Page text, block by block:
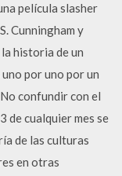
película slasher
Cunningham y
historia de un
por uno por un
confundir con el
de cualquier mes se
de las culturas
en otras